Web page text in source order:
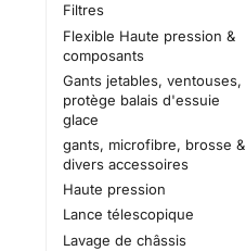
Filtres
Flexible Haute pression &
composants
Gants jetables, ventouses,
protège balais d'essuie
glace
gants, microfibre, brosse &
divers accessoires
Haute pression
Lance télescopique
Lavage de châssis